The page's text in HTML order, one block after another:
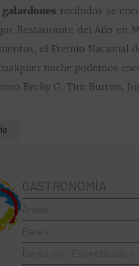
galardones recibidos se
Restaurante del Año en
el Premio Nacional
noche podemos
Becky G, Tim Burton,
GASTRONOMÍA
Árabe
Bares
Bares con Espectáculos